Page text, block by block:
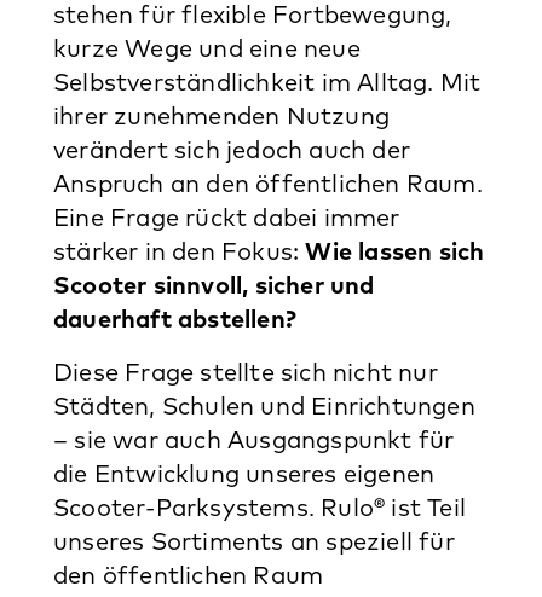
stehen für flexible Fortbewegung,
kurze Wege und eine neue
Selbstverständlichkeit im Alltag. Mit
ihrer zunehmenden Nutzung
verändert sich jedoch auch der
Anspruch an den öffentlichen Raum.
Eine Frage rückt dabei immer
stärker in den Fokus:Wie lassen sich
Scooter sinnvoll, sicher und
dauerhaft abstellen?
Diese Frage stellte sich nicht nur
Städten, Schulen und Einrichtungen
– sie war auch Ausgangspunkt für
die Entwicklung unseres eigenen
Scooter-Parksystems. Rulo® ist Teil
unseres Sortiments an speziell für
den öffentlichen Raum